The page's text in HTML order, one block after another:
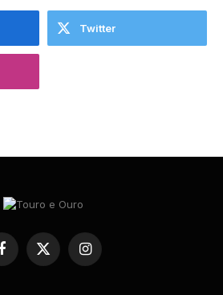
Twitter
Facebook
X
(Twitter)
Instagram